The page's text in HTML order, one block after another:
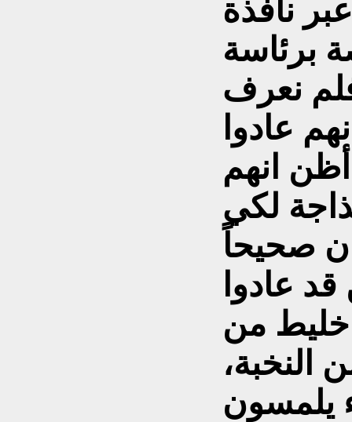
نافذة
برئاسة
نعرف
عادوا
انهم
لكي
عادوا
من
النخبة،
يلمسون